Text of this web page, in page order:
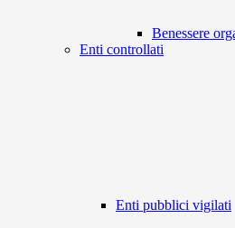
Benessere
Enti controllati
Enti pubblici vigilati